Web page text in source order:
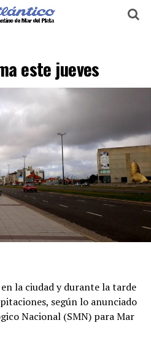
este jueves
la ciudad y durante la tarde
según lo anunciado
Nacional (SMN) para Mar